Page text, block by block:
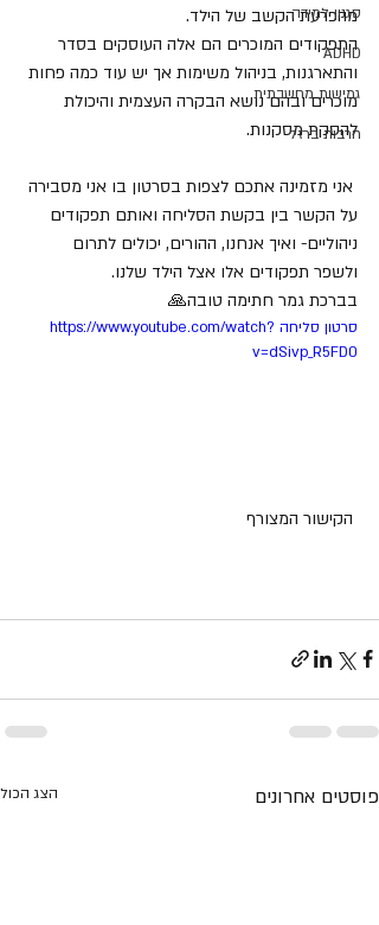
סגנון למידה
ADHD
גמישות מחשבתית
חרבות ברזל
מהפרעת הקשב של הילד.
התפקודים המוכרים הם אלה העוסקים בסדר
והתארגנות, בניהול משימות אך יש עוד כמה פחות
מוכרים ובהם נושא הבקרה העצמית והיכולת
להסקת מסקנות.
אני מזמינה אתכם לצפות בסרטון בו אני מסבירה
על הקשר בין בקשת הסליחה ואותם תפקודים
ניהוליים- ואיך אנחנו, ההורים, יכולים לתרום
ולשפר תפקודים אלו אצל הילד שלנו.
בברכת גמר חתימה טובה🙏
סרטון סליחה https://www.youtube.com/watch?
v=dSivp_R5FD0
פוסטים אחרונים הצג הכול